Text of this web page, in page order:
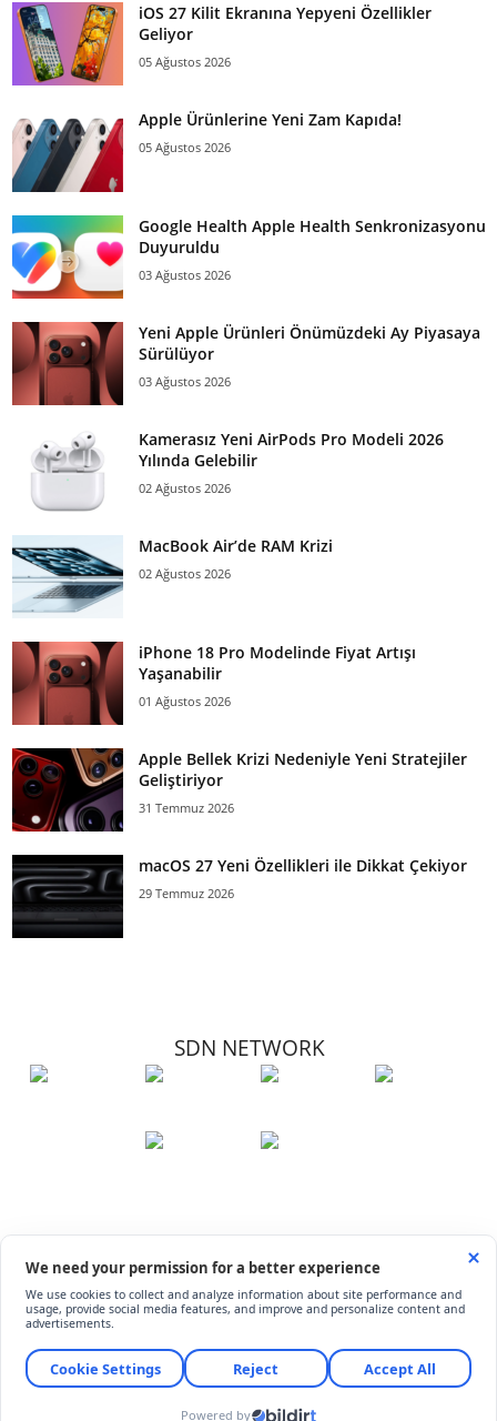
iOS 27 Kilit Ekranına Yepyeni Özellikler
Geliyor
05 Ağustos 2026
Apple Ürünlerine Yeni Zam Kapıda!
05 Ağustos 2026
Google Health Apple Health Senkronizasyonu
Duyuruldu
03 Ağustos 2026
Yeni Apple Ürünleri Önümüzdeki Ay Piyasaya
Sürülüyor
03 Ağustos 2026
Kamerasız Yeni AirPods Pro Modeli 2026
Yılında Gelebilir
02 Ağustos 2026
MacBook Air’de RAM Krizi
02 Ağustos 2026
iPhone 18 Pro Modelinde Fiyat Artışı
Yaşanabilir
01 Ağustos 2026
Apple Bellek Krizi Nedeniyle Yeni Stratejiler
Geliştiriyor
31 Temmuz 2026
macOS 27 Yeni Özellikleri ile Dikkat Çekiyor
29 Temmuz 2026
SDN NETWORK
© ShiftDelete.Net